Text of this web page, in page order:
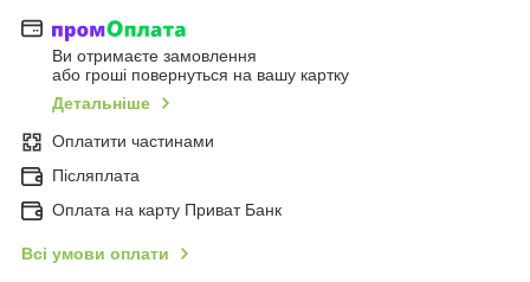
Ви отримаєте замовлення
або гроші повернуться на вашу картку
Детальніше
Оплатити частинами
Післяплата
Оплата на карту Приват Банк
Всі умови оплати